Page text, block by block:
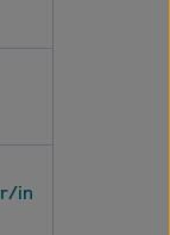
in